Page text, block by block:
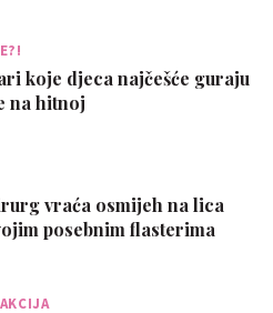
koje djeca najčešće guraju
na hitnoj
vraća osmijeh na lica
posebnim flasterima